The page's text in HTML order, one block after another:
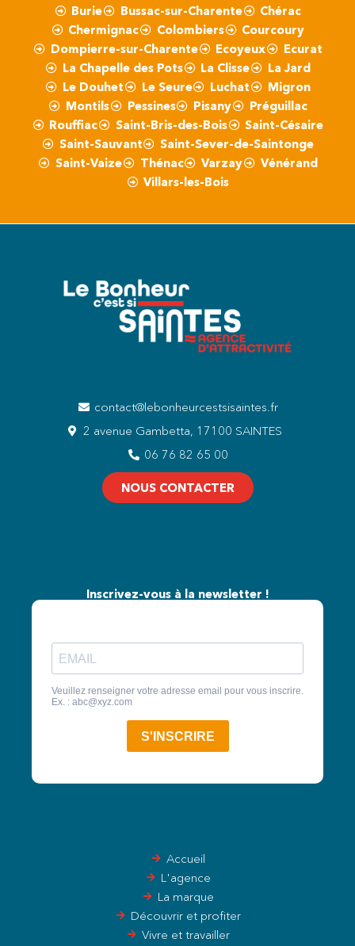
Burie
Bussac-sur-Charente
Chérac
Chermignac
Colombiers
Courcoury
Dompierre-sur-Charente
Ecoyeux
Ecurat
La Chapelle des Pots
La Clisse
La Jard
Le Douhet
Le Seure Luchat
Migron
Montils
Pessines Pisany
Préguillac
Rouffiac
Saint-Bris-des-Bois
Saint-Césaire
Saint-Sauvant
Saint-Sever-de-Saintonge
Saint-Vaize
Thénac Varzay
Vénérand
Villars-les-Bois
contact@lebonheurcestsisaintes.fr
2 avenue Gambetta, 17100 SAINTES
06 76 82 65 00
NOUS CONTACTER
Inscrivez-vous à la newsletter !
Accueil
L'agence
La marque
Découvrir et profiter
Vivre et travailler